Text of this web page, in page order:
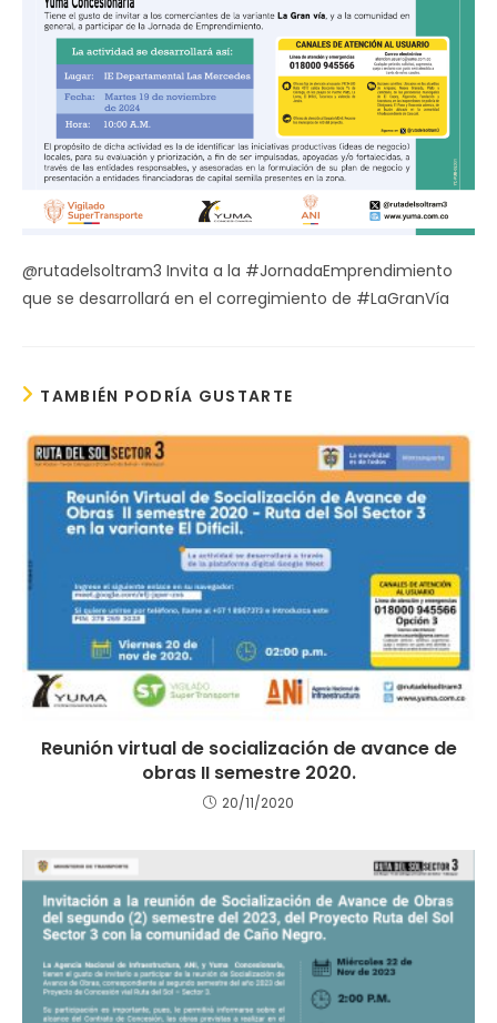
@rutadelsoltram3 Invita a la #JornadaEmprendimiento
que se desarrollará en el corregimiento de #LaGranVía
TAMBIÉN PODRÍA GUSTARTE
Reunión virtual de socialización de avance de
obras II semestre 2020.
20/11/2020